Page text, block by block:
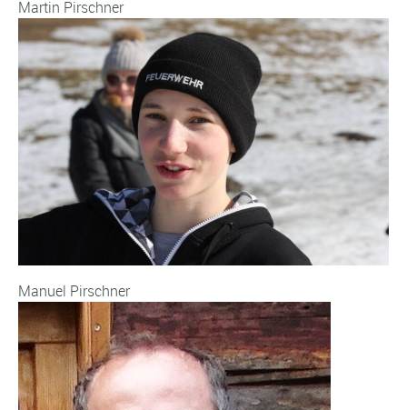
Martin Pirschner
Manuel Pirschner